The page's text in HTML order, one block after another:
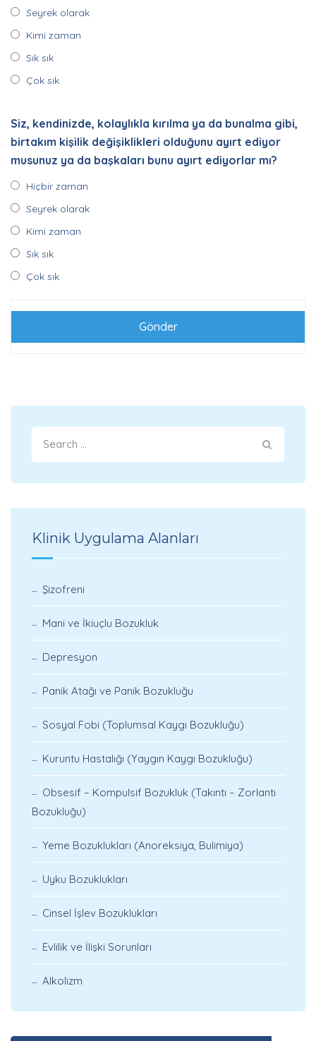
Seyrek olarak
Kimi zaman
Sık sık
Çok sık
Siz, kendinizde, kolaylıkla kırılma ya da bunalma gibi,
birtakım kişilik değişiklikleri olduğunu ayırt ediyor
musunuz ya da başkaları bunu ayırt ediyorlar mı?
Hiçbir zaman
Seyrek olarak
Kimi zaman
Sık sık
Çok sık
Klinik Uygulama Alanları
Şizofreni
Mani ve İkiuçlu Bozukluk
Depresyon
Panik Atağı ve Panik Bozukluğu
Sosyal Fobi (Toplumsal Kaygı Bozukluğu)
Kuruntu Hastalığı (Yaygın Kaygı Bozukluğu)
Obsesif – Kompulsif Bozukluk (Takıntı – Zorlantı
Bozukluğu)
Yeme Bozuklukları (Anoreksiya, Bulimiya)
Uyku Bozuklukları
Cinsel İşlev Bozuklukları
Evlilik ve İlişki Sorunları
Alkolizm